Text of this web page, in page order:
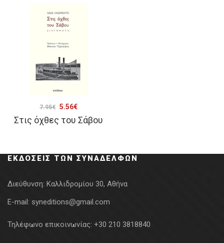
Στις όχθες του Σάβου
7.95€ Original
price
5.56€Η
τρέχουσα
5.56€.
ΕΚΔΌΣΕΙΣ ΤΩΝ ΣΥΝΑΔΈΛΦΩΝ
Διεύθυνση: Καλλιδρομίου 30, Αθήνα
E-mail: syneditions@gmail.com
Τηλέφωνο επικοινωνίας: +30 210 3818840